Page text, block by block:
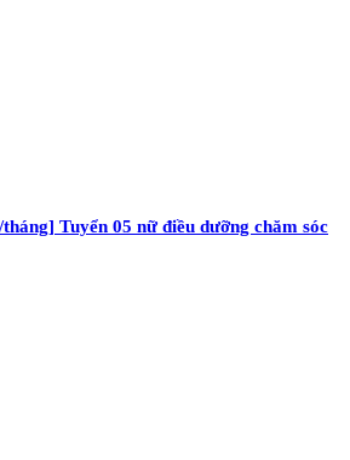
Tuyển 05 nữ điều dưỡng chăm sóc